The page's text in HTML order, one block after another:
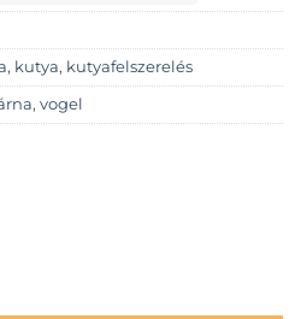
, kutya, kutyafelszerelés
, vogel